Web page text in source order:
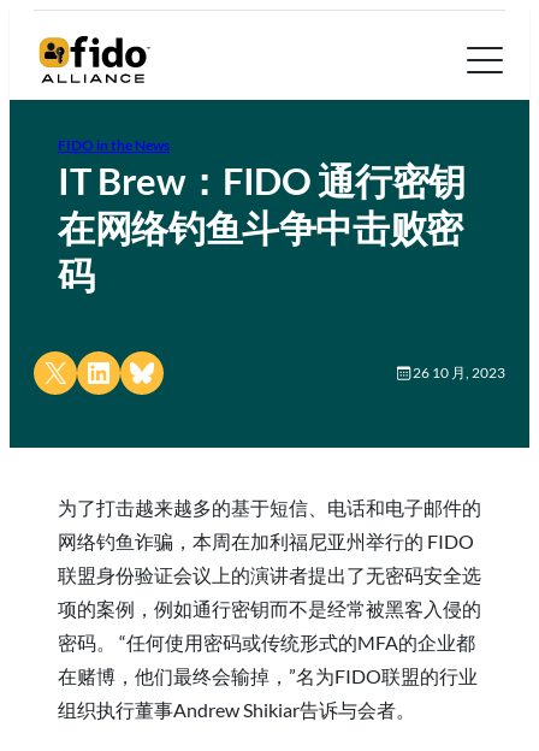
FIDO in the News
IT Brew：FIDO 通行密钥
在网络钓鱼斗争中击败密
码
Share on X Share on LinkedIn
Share on Bluesky 26 10 月, 2023
为了打击越来越多的基于短信、电话和电子邮件的
网络钓鱼诈骗，本周在加利福尼亚州举行的 FIDO
联盟身份验证会议上的演讲者提出了无密码安全选
项的案例，例如通行密钥而不是经常被黑客入侵的
密码。 “任何使用密码或传统形式的MFA的企业都
在赌博，他们最终会输掉，”名为FIDO联盟的行业
组织执行董事Andrew Shikiar告诉与会者。